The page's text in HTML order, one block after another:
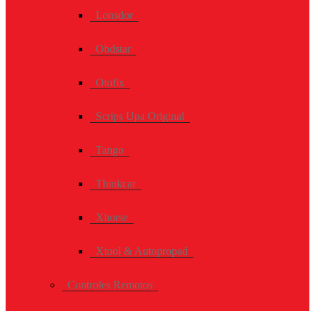
Lonsdor
Obdstar
Otofix
Scrips Upa Original
Tango
Thinkcar
Xhorse
Xtool & Autopropad
Controles Remotos